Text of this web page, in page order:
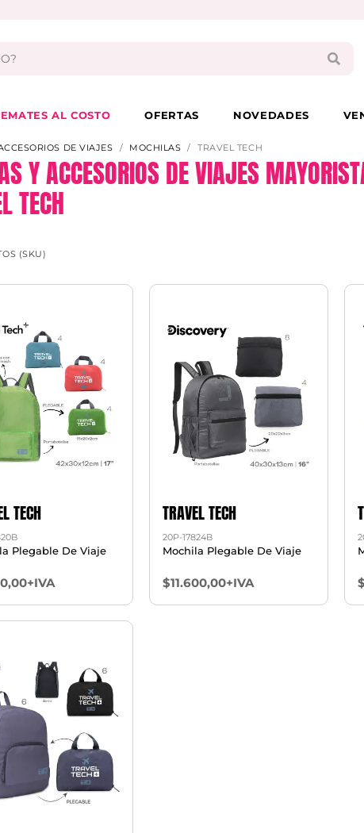
AL COSTO OFERTAS NOVEDADES
DE VIAJES MOCHILAS TRAVEL TECH
Y ACCESORIOS DE VIAJES
TECH
(SKU)
TECH
Plegable De Viaje
TRAVEL TECH
20P-17824B
Mochila Plegable De Viaje
$11.600,00+IVA